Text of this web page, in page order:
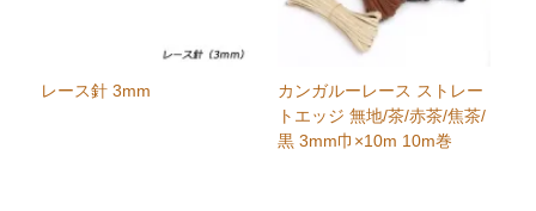
レース針 3mm
カンガルーレース ストレー
トエッジ 無地/茶/赤茶/焦茶/
黒 3mm巾×10m 10m巻